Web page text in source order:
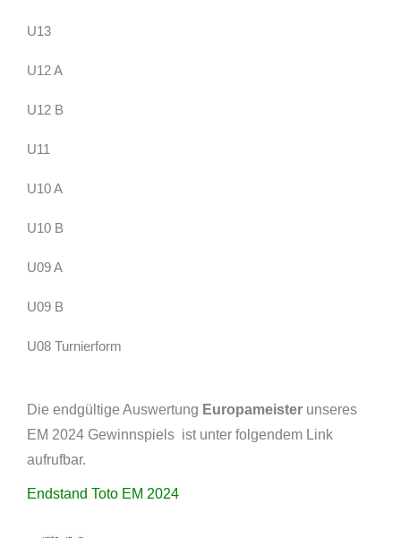
Die endgültige Auswertung Europameister unseres
EM 2024 Gewinnspiels ist unter folgendem Link
aufrufbar.
Endstand Toto EM 2024
U13
U12 A
U12 B
U11
U10 A
U10 B
U09 A
U09 B
U08 Turnierform